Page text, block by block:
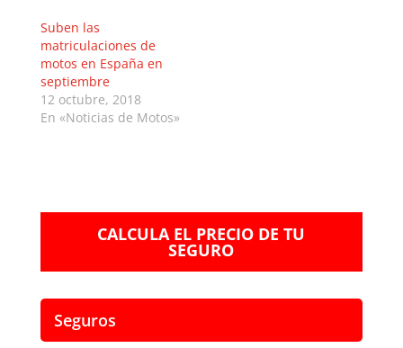
Suben las
matriculaciones de
motos en España en
septiembre
12 octubre, 2018
En «Noticias de Motos»
CALCULA EL PRECIO DE TU
SEGURO
Seguros